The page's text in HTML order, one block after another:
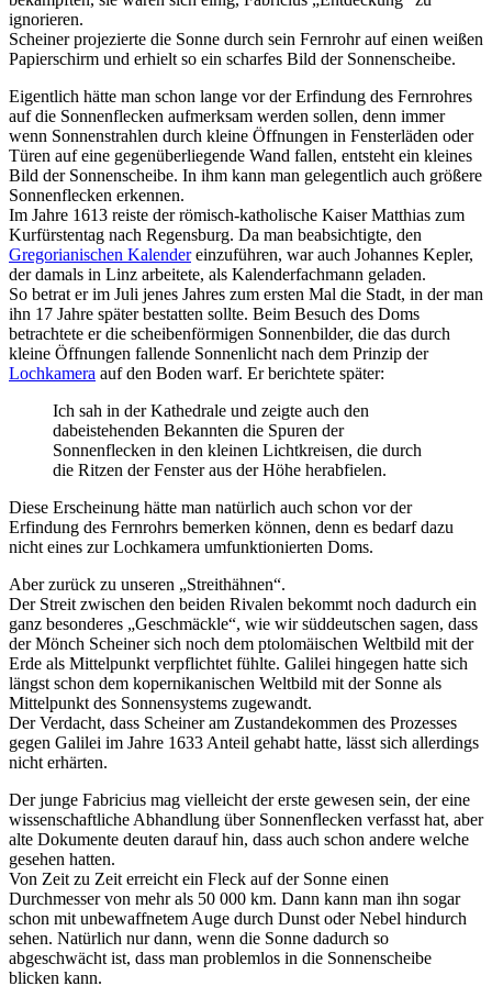
ignorieren.
Scheiner projezierte die Sonne durch sein Fernrohr auf einen weißen
Papierschirm und erhielt so ein scharfes Bild der Sonnenscheibe.
Eigentlich hätte man schon lange vor der Erfindung des Fernrohres
auf die Sonnenflecken aufmerksam werden sollen, denn immer
wenn Sonnenstrahlen durch kleine Öffnungen in Fensterläden oder
Türen auf eine gegenüberliegende Wand fallen, entsteht ein kleines
Bild der Sonnenscheibe. In ihm kann man gelegentlich auch größere
Sonnenflecken erkennen.
Im Jahre 1613 reiste der römisch-katholische Kaiser Matthias zum
Kurfürstentag nach Regensburg. Da man beabsichtigte, den
Gregorianischen Kalendereinzuführen, war auch Johannes Kepler,
der damals in Linz arbeitete, als Kalenderfachmann geladen.
So betrat er im Juli jenes Jahres zum ersten Mal die Stadt, in der man
ihn 17 Jahre später bestatten sollte. Beim Besuch des Doms
betrachtete er die scheibenförmigen Sonnenbilder, die das durch
kleine Öffnungen fallende Sonnenlicht nach dem Prinzip der
Lochkamera auf den Boden warf. Er berichtete später:
Ich sah in der Kathedrale und zeigte auch den
dabeistehenden Bekannten die Spuren der
Sonnenflecken in den kleinen Lichtkreisen, die durch
die Ritzen der Fenster aus der Höhe herabfielen.
Diese Erscheinung hätte man natürlich auch schon vor der
Erfindung des Fernrohrs bemerken können, denn es bedarf dazu
nicht eines zur Lochkamera umfunktionierten Doms.
Aber zurück zu unseren „Streithähnen“.
Der Streit zwischen den beiden Rivalen bekommt noch dadurch ein
ganz besonderes „Geschmäckle“, wie wir süddeutschen sagen, dass
der Mönch Scheiner sich noch dem ptolomäischen Weltbild mit der
Erde als Mittelpunkt verpflichtet fühlte. Galilei hingegen hatte sich
längst schon dem kopernikanischen Weltbild mit der Sonne als
Mittelpunkt des Sonnensystems zugewandt.
Der Verdacht, dass Scheiner am Zustandekommen des Prozesses
gegen Galilei im Jahre 1633 Anteil gehabt hatte, lässt sich allerdings
nicht erhärten.
Der junge Fabricius mag vielleicht der erste gewesen sein, der eine
wissenschaftliche Abhandlung über Sonnenflecken verfasst hat, aber
alte Dokumente deuten darauf hin, dass auch schon andere welche
gesehen hatten.
Von Zeit zu Zeit erreicht ein Fleck auf der Sonne einen
Durchmesser von mehr als 50 000 km. Dann kann man ihn sogar
schon mit unbewaffnetem Auge durch Dunst oder Nebel hindurch
sehen. Natürlich nur dann, wenn die Sonne dadurch so
abgeschwächt ist, dass man problemlos in die Sonnenscheibe
blicken kann.